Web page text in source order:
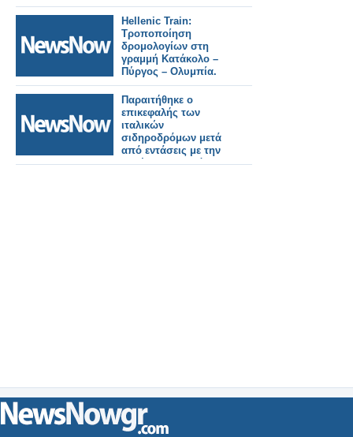
Hellenic Train:
Τροποποίηση
δρομολογίων στη
γραμμή Κατάκολο –
Πύργος – Ολυμπία.
Παραιτήθηκε ο
επικεφαλής των
ιταλικών
σιδηροδρόμων μετά
από εντάσεις με την
κυβέρνηση Μελόνι.